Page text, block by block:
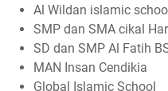
Al Wildan islamic
SMP dan SMA cikal
SD dan SMP Al Fatih
MAN Insan Cendikia
Global Islamic School